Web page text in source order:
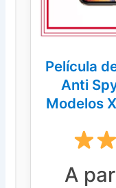
Película
Anti
Modelos
A